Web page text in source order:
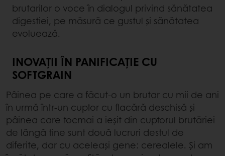
brutarilor o voce în dialogul privind sănătatea
digestiei, pe măsură ce gustul și sănătatea
evoluează.
INOVAȚII ÎN PANIFICAȚIE CU
SOFTGRAIN
Pâinea pe care a făcut-o un brutar cu mii de ani
în urmă într-un cuptor cu flacără deschisă și
pâinea care tocmai a ieșit din cuptorul brutăriei
de lângă tine sunt două lucruri destul de
diferite, dar cu aceleași gene: cerealele. Și am